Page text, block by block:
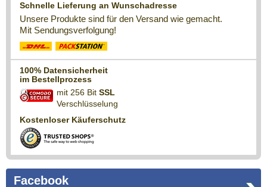
Schnelle Lieferung an Wunschadresse
Unsere Produkte sind für den Versand wie gemacht.
Mit Sendungsverfolgung!
100% Datensicherheit
im Bestellprozess
mit 256 Bit SSL
Verschlüsselung
Kostenloser Käuferschutz
Facebook